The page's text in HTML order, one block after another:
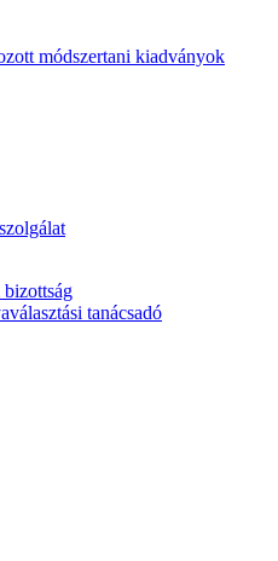
módszertani kiadványok
tanácsadó